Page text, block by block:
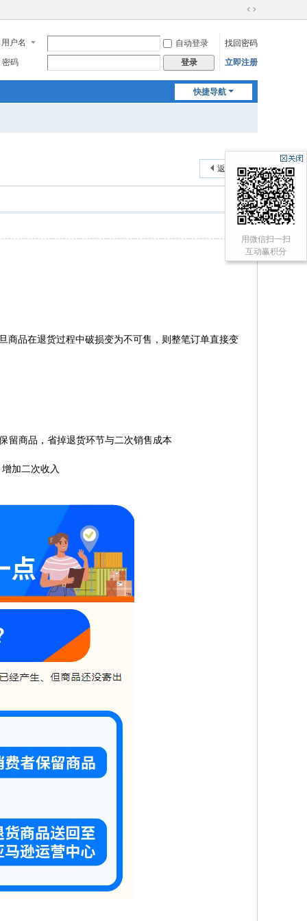
切
到
宽
用户名 自动登录
找回密码
密码
登录 立即注册
快捷导航
返回列表
商品在退货过程中破损变为不可售，则整笔订单直接变
商品，省掉退货环节与二次销售成本
加二次收入
用微信扫一扫
互动赢积分